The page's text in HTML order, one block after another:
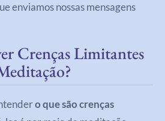
enviamos nossas mensagens
Crenças Limitantes
o que são crenças